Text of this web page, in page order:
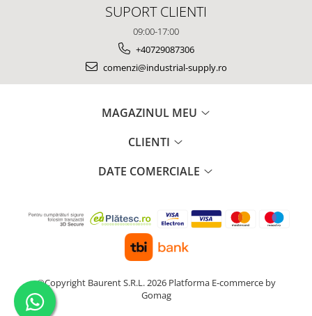
SUPORT CLIENTI
09:00-17:00
+40729087306
comenzi@industrial-supply.ro
MAGAZINUL MEU
CLIENTI
DATE COMERCIALE
©Copyright Baurent S.R.L. 2026 Platforma E-commerce by
Gomag